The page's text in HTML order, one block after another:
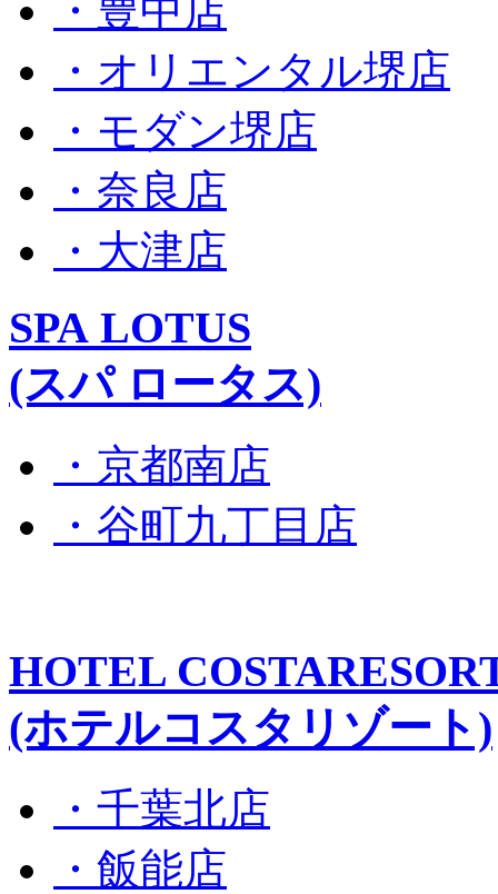
・豊中店
・オリエンタル堺店
・モダン堺店
・奈良店
・大津店
SPA LOTUS
(スパ ロータス)
・京都南店
・谷町九丁目店
HOTEL
(ホテルコスタリゾート)
・千葉北店
・飯能店